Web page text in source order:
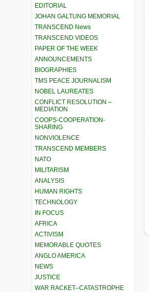
EDITORIAL
JOHAN GALTUNG MEMORIAL
TRANSCEND News
TRANSCEND VIDEOS
PAPER OF THE WEEK
ANNOUNCEMENTS
BIOGRAPHIES
TMS PEACE JOURNALISM
NOBEL LAUREATES
CONFLICT RESOLUTION –
MEDIATION
COOPS-COOPERATION-
SHARING
NONVIOLENCE
TRANSCEND MEMBERS
NATO
MILITARISM
ANALYSIS
HUMAN RIGHTS
TECHNOLOGY
IN FOCUS
AFRICA
ACTIVISM
MEMORABLE QUOTES
ANGLO AMERICA
NEWS
JUSTICE
WAR RACKET–CATASTROPHE